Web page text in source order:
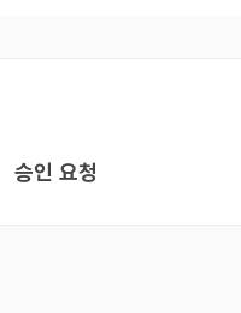
승인 요청